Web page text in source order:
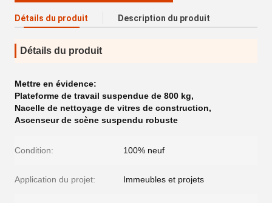
Détails du produit Description du produit
Détails du produit
Mettre en évidence:
Plateforme de travail suspendue de 800 kg,
Nacelle de nettoyage de vitres de construction,
Ascenseur de scène suspendu robuste
Condition: 100% neuf
Application du projet: Immeubles et projets